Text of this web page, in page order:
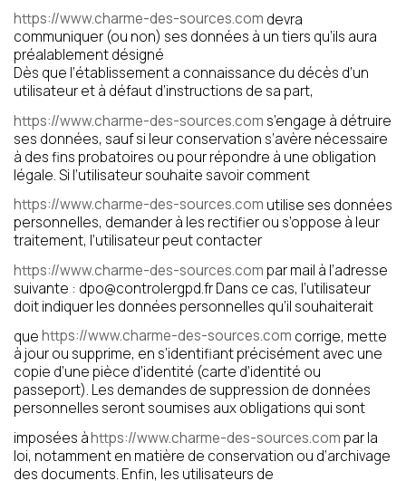
https://www.charme-des-sources.com devra
communiquer (ou non) ses données à un tiers qu’ils aura
préalablement désigné
Dès que l’établissement a connaissance du décès d’un
utilisateur et à défaut d’instructions de sa part,
https://www.charme-des-sources.com s’engage à détruire
ses données, sauf si leur conservation s’avère nécessaire
à des fins probatoires ou pour répondre à une obligation
légale. Si l’utilisateur souhaite savoir comment
https://www.charme-des-sources.com utilise ses données
personnelles, demander à les rectifier ou s’oppose à leur
traitement, l’utilisateur peut contacter
https://www.charme-des-sources.com par mail à l’adresse
suivante : dpo@controlergpd.fr Dans ce cas, l’utilisateur
doit indiquer les données personnelles qu’il souhaiterait
quehttps://www.charme-des-sources.com corrige, mette
à jour ou supprime, en s’identifiant précisément avec une
copie d’une pièce d’identité (carte d’identité ou
passeport). Les demandes de suppression de données
personnelles seront soumises aux obligations qui sont
imposées àhttps://www.charme-des-sources.com par la
loi, notamment en matière de conservation ou d’archivage
des documents. Enfin, les utilisateurs de